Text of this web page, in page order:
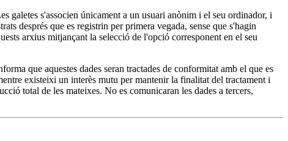
s'associen únicament a un usuari anònim i el seu ordinador, i
després que es registrin per primera vegada, sense que s'hagin
arxius mitjançant la selecció de l'opció corresponent en el seu
que aquestes dades seran tractades de conformitat amb el que es
existeixi un interès mutu per mantenir la finalitat del tractament i
total de les mateixes. No es comunicaran les dades a tercers,